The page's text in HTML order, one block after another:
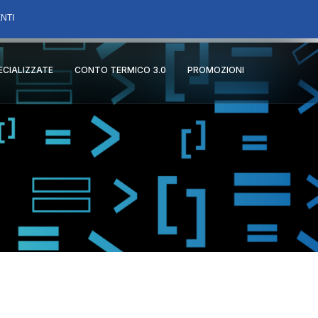
CONTO TERMICO 3.0 PROMOZIONI